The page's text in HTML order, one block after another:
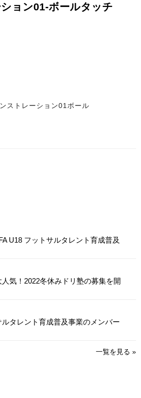
ョン01-ボールタッチ
ストレーション01ボール
U18 フットサルタレント育成普及
人気！2022冬休みドリ塾の募集を開
ルタレント育成普及事業のメンバー
一覧を見る »